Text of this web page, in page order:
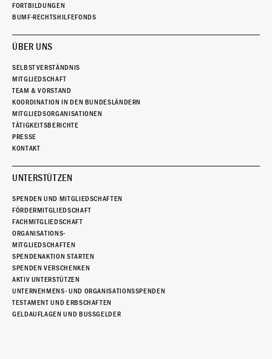
FORTBILDUNGEN
BUMF-RECHTSHILFEFONDS
ÜBER UNS
SELBSTVERSTÄNDNIS
MITGLIEDSCHAFT
TEAM & VORSTAND
KOORDINATION IN DEN BUNDESLÄNDERN
MITGLIEDSORGANISATIONEN
TÄTIGKEITSBERICHTE
PRESSE
KONTAKT
UNTERSTÜTZEN
SPENDEN UND MITGLIEDSCHAFTEN
FÖRDERMITGLIEDSCHAFT
FACHMITGLIEDSCHAFT
ORGANISATIONS-
MITGLIEDSCHAFTEN
SPENDENAKTION STARTEN
SPENDEN VERSCHENKEN
AKTIV UNTERSTÜTZEN
UNTERNEHMENS- UND ORGANISATIONSSPENDEN
TESTAMENT UND ERBSCHAFTEN
GELDAUFLAGEN UND BUSSGELDER